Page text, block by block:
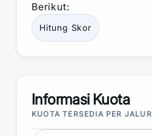
Berikut:
Hitung Skor
Informasi Kuota
KUOTA TERSEDIA PER JALUR